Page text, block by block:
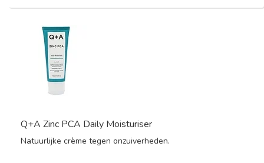
Q+A Zinc PCA Daily Moisturiser
Natuurlijke crème tegen onzuiverheden.